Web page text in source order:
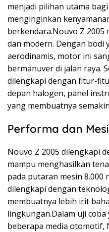
menjadi pilihan utama
menginginkan
berkendara.Nouvo Z
dan modern. Dengan bodi
aerodinamis, motor ini
bermanuver di jalan raya.
dilengkapi dengan fitur-
depan halogen, panel
yang membuatnya
Performa dan
Nouvo Z 2005 dilengkapi
mampu menghasilkan
pada putaran mesin 8.000
dilengkapi dengan
membuatnya lebih irit
lingkungan.Dalam uji
beberapa media otomotif,